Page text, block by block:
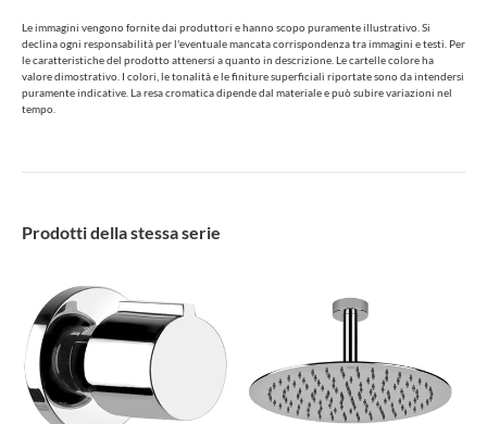
Le immagini vengono fornite dai produttori e hanno scopo puramente illustrativo. Si
declina ogni responsabilità per l'eventuale mancata corrispondenza tra immagini e testi. Per
le caratteristiche del prodotto attenersi a quanto in descrizione. Le cartelle colore ha
valore dimostrativo. I colori, le tonalità e le finiture superficiali riportate sono da intendersi
puramente indicative. La resa cromatica dipende dal materiale e può subire variazioni nel
tempo.
Prodotti della stessa serie